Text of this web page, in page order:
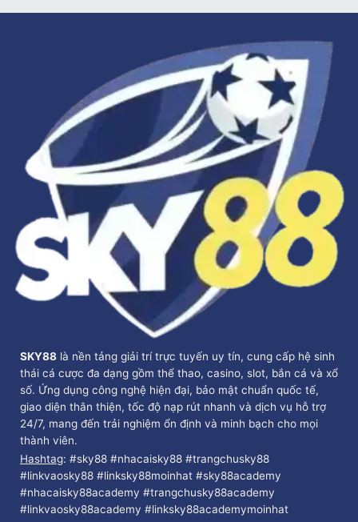
SKY88 là nền tảng giải trí trực tuyến uy tín, cung cấp hệ sinh
thái cá cược đa dạng gồm thể thao, casino, slot, bắn cá và xổ
số. Ứng dụng công nghệ hiện đại, bảo mật chuẩn quốc tế,
giao diện thân thiện, tốc độ nạp rút nhanh và dịch vụ hỗ trợ
24/7, mang đến trải nghiệm ổn định và minh bạch cho mọi
thành viên.
Hashtag: #sky88 #nhacaisky88 #trangchusky88
#linkvaosky88 #linksky88moinhat #sky88academy
#nhacaisky88academy #trangchusky88academy
#linkvaosky88academy #linksky88academymoinhat